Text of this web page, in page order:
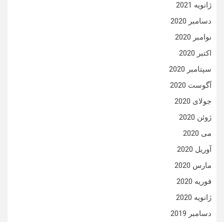
ژانویه 2021
دسامبر 2020
نوامبر 2020
اکتبر 2020
سپتامبر 2020
آگوست 2020
جولای 2020
ژوئن 2020
می 2020
آوریل 2020
مارس 2020
فوریه 2020
ژانویه 2020
دسامبر 2019